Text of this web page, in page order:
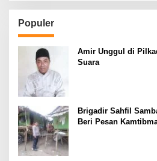
Populer
Amir Unggul di
Suara
Brigadir Sahfil
Beri Pesan